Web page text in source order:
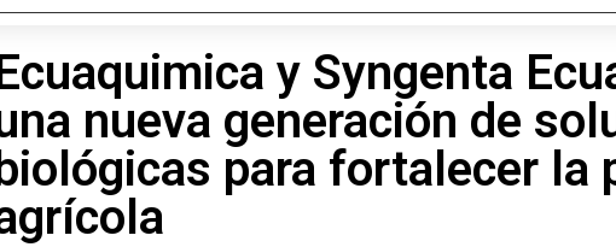
y Syngenta
nueva generación de
biológicas para fortalecer la